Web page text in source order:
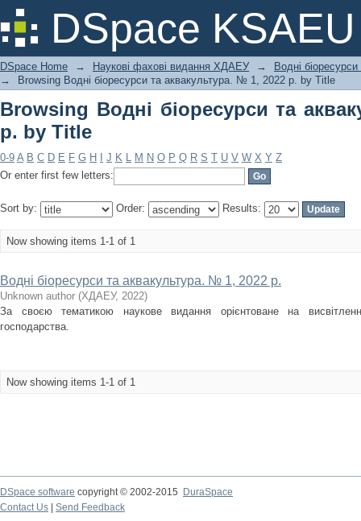
DSpace KSAEU
Browsing Водні біоресурси та
DSpace Home → Наукові фахові видання ХДАЕУ →
Водні
→
Browsing Водні біоресурси та аквакультура. № 1, 2022 р. by Title
Browsing Водні біоресурси та
р. by Title
0-9 A B C D E F G H J K L M N O P Q R S T U V W X Y Z
Or enter first few letters:
Sort by: Order: Results:
Now showing items 1-1 of 1
Водні біоресурси та аквакультура. № 1, 2022 р.
Unknown author (ХДАЕУ, 2022)
За своєю тематикою наукове видання орієнтоване на
господарства.
Now showing items 1-1 of 1
DSpace software copyright © 2002-2015
DuraSpace
Contact Us
Send Feedback